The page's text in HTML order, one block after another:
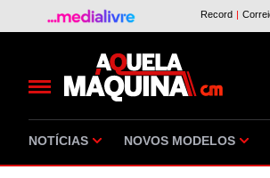
NOTÍCIAS NOVOS MODELOS